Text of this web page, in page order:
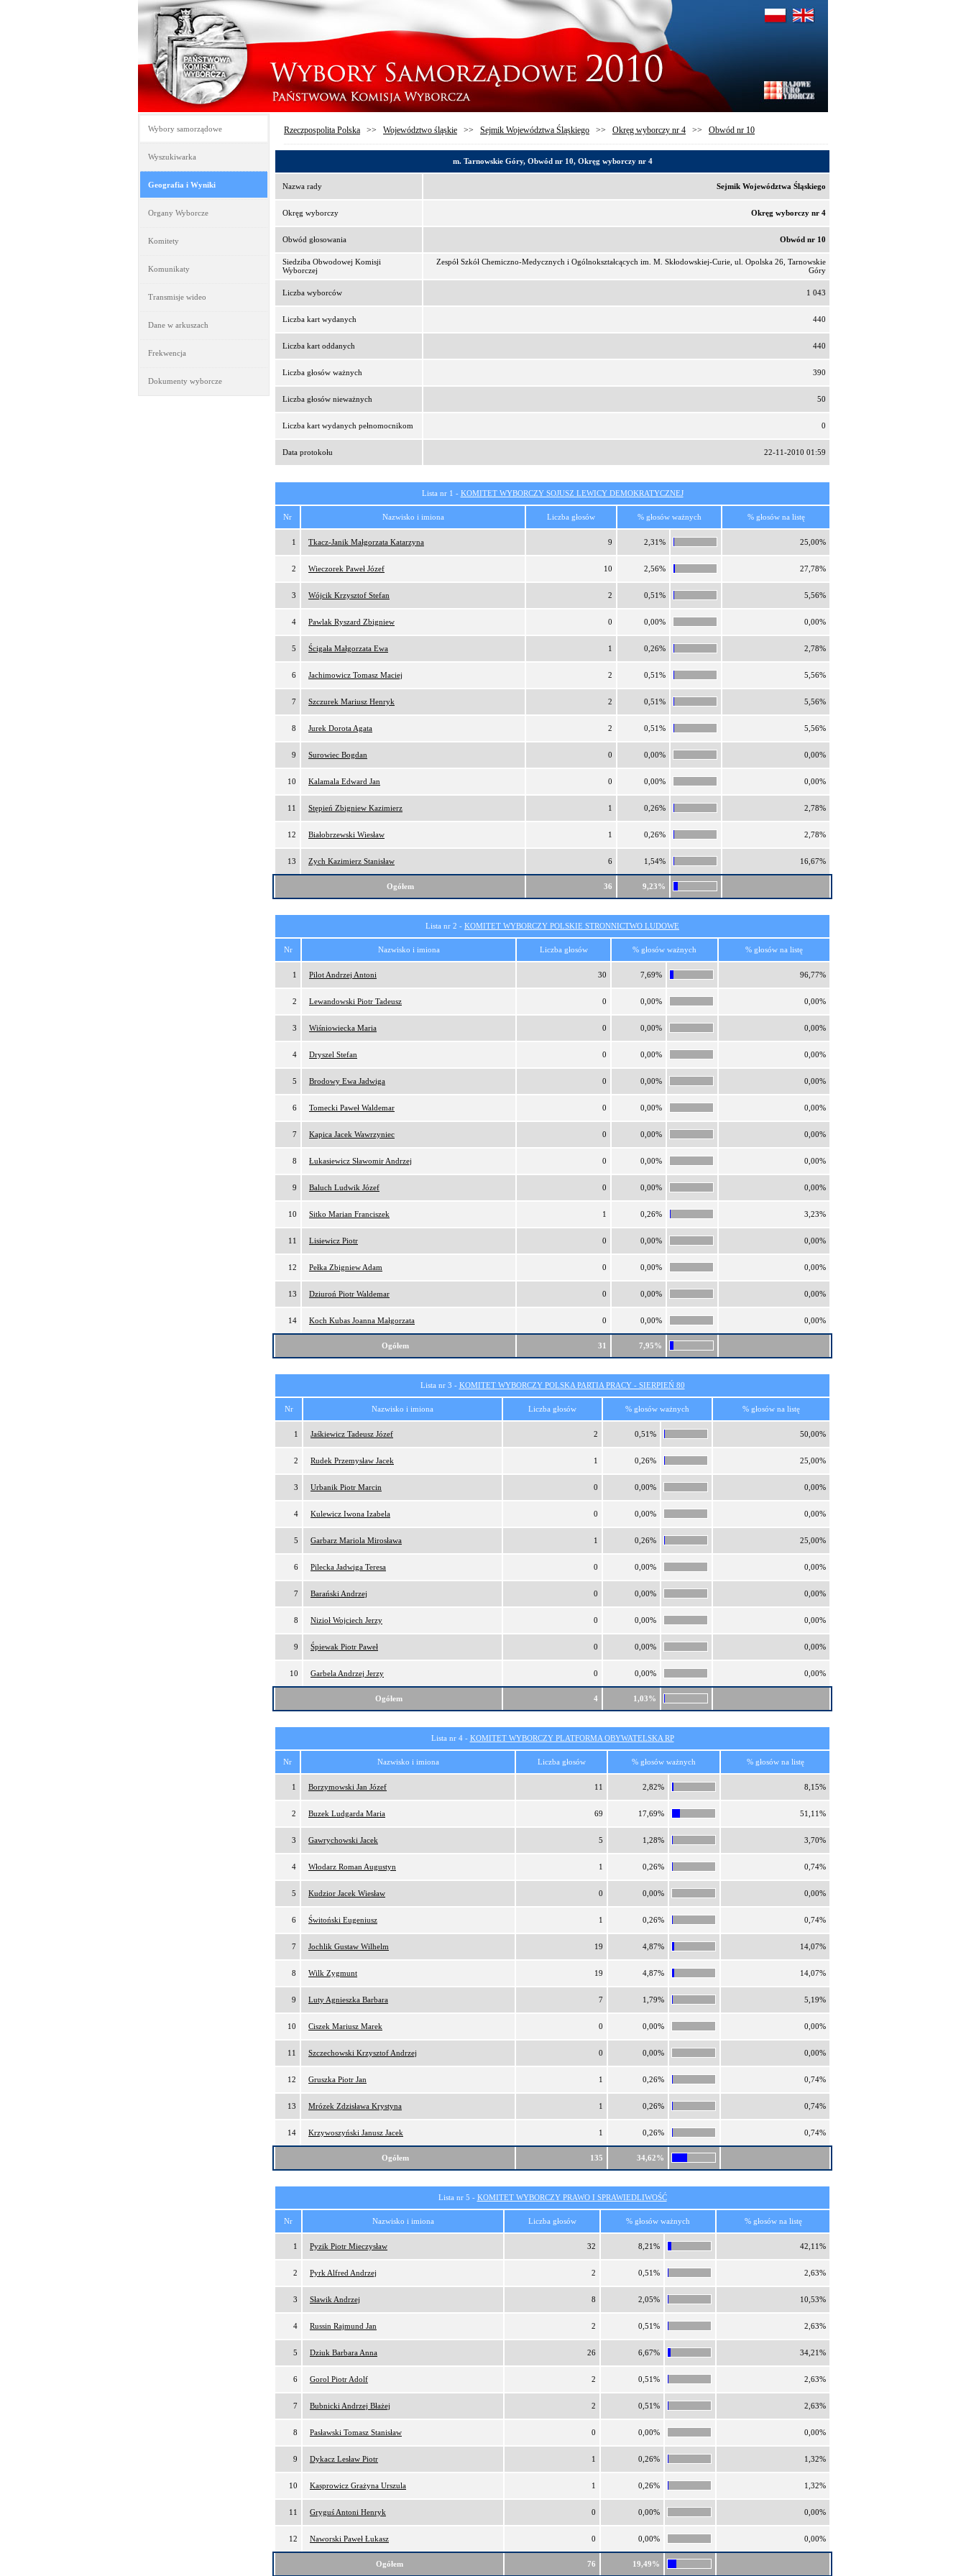
Wybory samorządowe
Wyszukiwarka
Geografia i Wyniki
Organy Wyborcze
Komitety
Komunikaty
Transmisje wideo
Dane w arkuszach
Frekwencja
Dokumenty wyborcze
Rzeczpospolita Polska >> Województwo śląskie >> Sejmik Województwa Śląskiego >> Okręg wyborczy nr 4 >> Obwód nr 10
m. Tarnowskie Góry, Obwód nr 10, Okręg wyborczy nr 4
Nazwa rady Sejmik Województwa Śląskiego
Okręg wyborczy Okręg wyborczy nr 4
Obwód głosowania Obwód nr 10
Siedziba Obwodowej Komisji
Wyborczej
Zespół Szkół Chemiczno-Medycznych i Ogólnokształcących im. M. Skłodowskiej-Curie, ul. Opolska 26, Tarnowskie
Góry
Liczba wyborców 1 043
Liczba kart wydanych 440
Liczba kart oddanych 440
Liczba głosów ważnych 390
Liczba głosów nieważnych 50
Liczba kart wydanych pełnomocnikom 0
Data protokołu 22-11-2010 01:59
Lista nr 1 - KOMITET WYBORCZY SOJUSZ LEWICY DEMOKRATYCZNEJ
Nr Nazwisko i imiona Liczba głosów % głosów ważnych % głosów na listę
1 Tkacz-Janik Małgorzata Katarzyna 9 2,31% 25,00%
2 Wieczorek Paweł Józef 10 2,56% 27,78%
3 Wójcik Krzysztof Stefan 2 0,51% 5,56%
4 Pawlak Ryszard Zbigniew 0 0,00% 0,00%
5 Ścigała Małgorzata Ewa 1 0,26% 2,78%
6 Jachimowicz Tomasz Maciej 2 0,51% 5,56%
7 Szczurek Mariusz Henryk 2 0,51% 5,56%
8 Jurek Dorota Agata 2 0,51% 5,56%
9 Surowiec Bogdan 0 0,00% 0,00%
10 Kalamala Edward Jan 0 0,00% 0,00%
11 Stępień Zbigniew Kazimierz 1 0,26% 2,78%
12 Białobrzewski Wiesław 1 0,26% 2,78%
13 Zych Kazimierz Stanisław 6 1,54% 16,67%
Ogółem 36 9,23%
Lista nr 2 - KOMITET WYBORCZY POLSKIE STRONNICTWO LUDOWE
Nr Nazwisko i imiona Liczba głosów % głosów ważnych % głosów na listę
1 Pilot Andrzej Antoni 30 7,69% 96,77%
2 Lewandowski Piotr Tadeusz 0 0,00% 0,00%
3 Wiśniowiecka Maria 0 0,00% 0,00%
4 Dryszel Stefan 0 0,00% 0,00%
5 Brodowy Ewa Jadwiga 0 0,00% 0,00%
6 Tomecki Paweł Waldemar 0 0,00% 0,00%
7 Kapica Jacek Wawrzyniec 0 0,00% 0,00%
8 Łukasiewicz Sławomir Andrzej 0 0,00% 0,00%
9 Baluch Ludwik Józef 0 0,00% 0,00%
10 Sitko Marian Franciszek 1 0,26% 3,23%
11 Lisiewicz Piotr 0 0,00% 0,00%
12 Pełka Zbigniew Adam 0 0,00% 0,00%
13 Dziuroń Piotr Waldemar 0 0,00% 0,00%
14 Koch Kubas Joanna Małgorzata 0 0,00% 0,00%
Ogółem 31 7,95%
Lista nr 3 - KOMITET WYBORCZY POLSKA PARTIA PRACY - SIERPIEŃ 80
Nr Nazwisko i imiona Liczba głosów % głosów ważnych % głosów na listę
1 Jaśkiewicz Tadeusz Józef 2 0,51% 50,00%
2 Rudek Przemysław Jacek 1 0,26% 25,00%
3 Urbanik Piotr Marcin 0 0,00% 0,00%
4 Kulewicz Iwona Izabela 0 0,00% 0,00%
5 Garbarz Mariola Mirosława 1 0,26% 25,00%
6 Pilecka Jadwiga Teresa 0 0,00% 0,00%
7 Barański Andrzej 0 0,00% 0,00%
8 Nizioł Wojciech Jerzy 0 0,00% 0,00%
9 Śpiewak Piotr Paweł 0 0,00% 0,00%
10 Garbela Andrzej Jerzy 0 0,00% 0,00%
Ogółem 4 1,03%
Lista nr 4 - KOMITET WYBORCZY PLATFORMA OBYWATELSKA RP
Nr Nazwisko i imiona Liczba głosów % głosów ważnych % głosów na listę
1 Borzymowski Jan Józef 11 2,82% 8,15%
2 Buzek Ludgarda Maria 69 17,69% 51,11%
3 Gawrychowski Jacek 5 1,28% 3,70%
4 Włodarz Roman Augustyn 1 0,26% 0,74%
5 Kudzior Jacek Wiesław 0 0,00% 0,00%
6 Świtoński Eugeniusz 1 0,26% 0,74%
7 Jochlik Gustaw Wilhelm 19 4,87% 14,07%
8 Wilk Zygmunt 19 4,87% 14,07%
9 Luty Agnieszka Barbara 7 1,79% 5,19%
10 Ciszek Mariusz Marek 0 0,00% 0,00%
11 Szczechowski Krzysztof Andrzej 0 0,00% 0,00%
12 Gruszka Piotr Jan 1 0,26% 0,74%
13 Mrózek Zdzisława Krystyna 1 0,26% 0,74%
14 Krzywoszyński Janusz Jacek 1 0,26% 0,74%
Ogółem 135 34,62%
Lista nr 5 - KOMITET WYBORCZY PRAWO I SPRAWIEDLIWOŚĆ
Nr Nazwisko i imiona Liczba głosów % głosów ważnych % głosów na listę
1 Pyzik Piotr Mieczysław 32 8,21% 42,11%
2 Pyrk Alfred Andrzej 2 0,51% 2,63%
3 Sławik Andrzej 8 2,05% 10,53%
4 Russin Rajmund Jan 2 0,51% 2,63%
5 Dziuk Barbara Anna 26 6,67% 34,21%
6 Gorol Piotr Adolf 2 0,51% 2,63%
7 Bubnicki Andrzej Błażej 2 0,51% 2,63%
8 Pasławski Tomasz Stanisław 0 0,00% 0,00%
9 Dykacz Lesław Piotr 1 0,26% 1,32%
10 Kasprowicz Grażyna Urszula 1 0,26% 1,32%
11 Gryguś Antoni Henryk 0 0,00% 0,00%
12 Naworski Paweł Łukasz 0 0,00% 0,00%
Ogółem 76 19,49%